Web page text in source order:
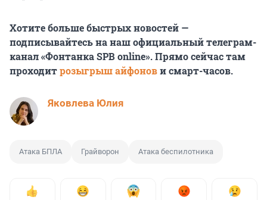
Хотите больше быстрых новостей —
подписывайтесь на наш официальный телеграм-
канал «Фонтанка SPB online». Прямо сейчас там
проходитрозыгрыш айфонови смарт-часов.
Яковлева Юлия
Атака БПЛА Грайворон Атака беспилотника